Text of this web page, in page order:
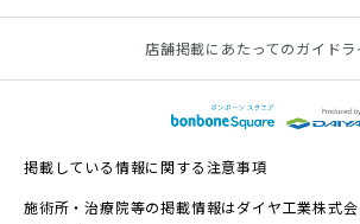
店舗掲載にあたってのガイドラ
掲載している情報に関する注意事項
施術所・治療院等の掲載情報はダイヤ工業株式